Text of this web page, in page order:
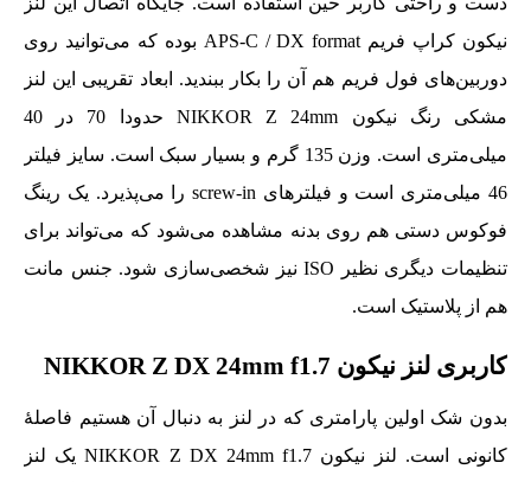
نیکون کراپ فریم APS-C / DX format بوده که می‌توانید روی
دوربین‌های فول فریم هم آن را بکار ببندید. ابعاد تقریبی این لنز
مشکی رنگ نیکون NIKKOR Z 24mm حدودا 70 در 40
میلی‌متری است. وزن 135 گرم و بسیار سبک است. سایز فیلتر
46 میلی‌متری است و فیلترهای screw-in را می‌پذیرد. یک رینگ
فوکوس دستی هم روی بدنه مشاهده می‌شود که می‌تواند برای
تنظیمات دیگری نظیر ISO نیز شخصی‌سازی شود. جنس مانت
هم از پلاستیک است.
کاربری لنز نیکون NIKKOR Z DX 24mm f1.7
بدون شک اولین پارامتری که در لنز به دنبال آن هستیم فاصلۀ
کانونی است. لنز نیکون NIKKOR Z DX 24mm f1.7 یک لنز